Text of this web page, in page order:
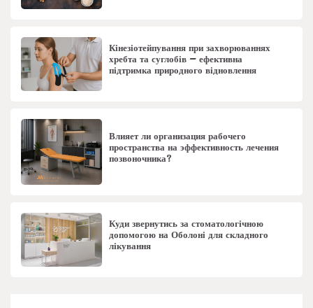
Кінезіотейпування при захворюваннях
хребта та суглобів – ефективна
підтримка природного відновлення
Влияет ли организация рабочего
пространства на эффективность лечения
позвоночника?
Куди звернутись за стоматологічною
допомогою на Оболоні для складного
лікування